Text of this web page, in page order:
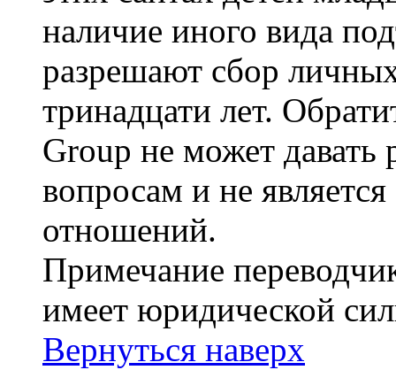
наличие иного вида
разрешают сбор
тринадцати лет.
Group не может
вопросам и не
отношений.
Примечание
имеет юридической
Вернуться наверх